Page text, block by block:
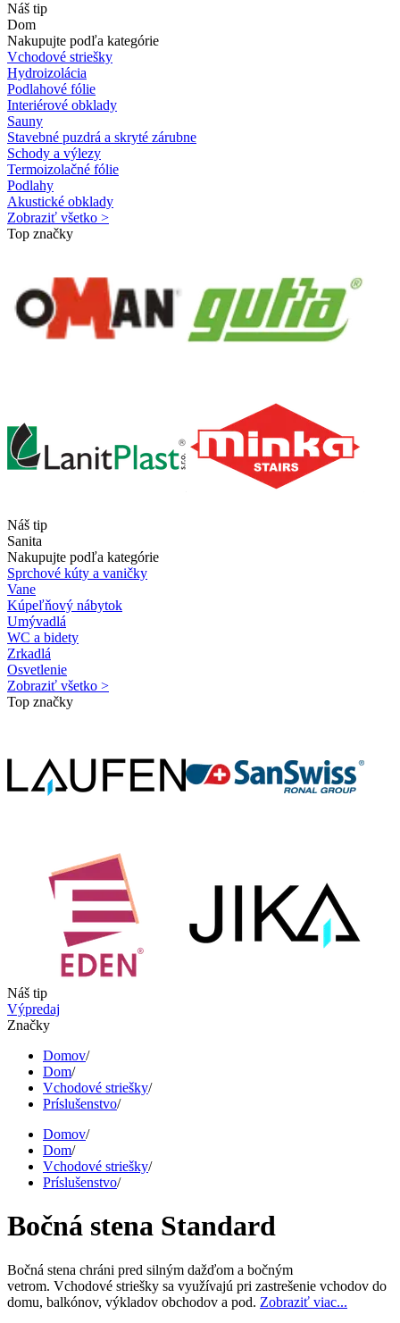
Náš tip
Dom
Nakupujte podľa kategórie
Vchodové striešky
Hydroizolácia
Podlahové fólie
Interiérové obklady
Sauny
Stavebné puzdrá a skryté zárubne
Schody a výlezy
Termoizolačné fólie
Podlahy
Akustické obklady
Zobraziť všetko >
Top značky
Náš tip
Sanita
Nakupujte podľa kategórie
Sprchové kúty a vaničky
Vane
Kúpeľňový nábytok
Umývadlá
WC a bidety
Zrkadlá
Osvetlenie
Zobraziť všetko >
Top značky
Náš tip
Výpredaj
Značky
Domov/
Dom/
Vchodové striešky/
Príslušenstvo/
Domov/
Dom/
Vchodové striešky/
Príslušenstvo/
Bočná stena Standard
Bočná stena chráni pred silným dažďom a bočným
vetrom. Vchodové striešky sa využívajú pri zastrešenie vchodov do
domu, balkónov, výkladov obchodov a pod. Zobraziť viac...